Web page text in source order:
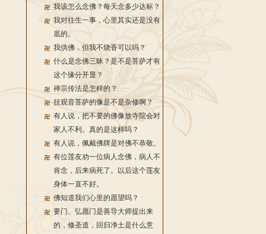
我该怎么念佛？每天念多少达标？
我对往生一事，心里其实还是没有
底的。
我供佛，但我不烧香可以吗？
什么是念佛三昧？是不是菩萨才有
这个缘分开显？
禅宗传法是怎样的？
挂观音菩萨的像是不是杂修啊？
有人说，把不要的佛像放寺院会对
家人不利。真的是这样吗？
有人说，佩戴佛牌是对佛不恭敬。
有位莲友劝一位病人念佛，病人不
肯念，后来病死了。以后这个莲友
身体一直不好。
佛知道我们心里的愿望吗？
要门、弘愿门是善导大师提出来
的，修圣道，回归净土是什么意